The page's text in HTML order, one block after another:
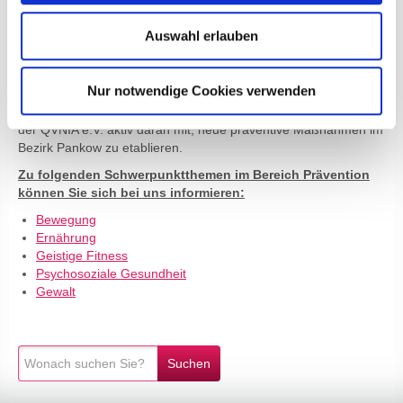
Auswahl erlauben
Nur notwendige Cookies verwenden
Wohlbefindens führen.
Der QVNIA e.V. setzt sich auf diesen Themengebieten zum
einen dafür ein, dass die Angebote der Altenhilfe im Bezirk
transparent aufgezeigt werden, damit Bürger*innen präventive
Maßnahmen in Anspruch nehmen können. Zum anderen wirkt
der QVNIA e.V. aktiv daran mit, neue präventive Maßnahmen im
Bezirk Pankow zu etablieren.
Zu folgenden Schwerpunktthemen im Bereich Prävention
können Sie sich bei uns informieren:
Bewegung
Ernährung
Geistige Fitness
Psychosoziale Gesundheit
Gewalt